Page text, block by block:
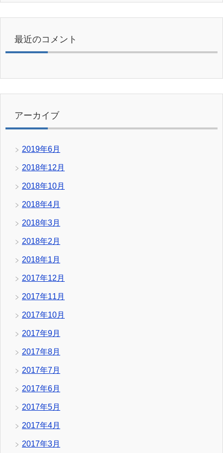
最近のコメント
アーカイブ
2019年6月
2018年12月
2018年10月
2018年4月
2018年3月
2018年2月
2018年1月
2017年12月
2017年11月
2017年10月
2017年9月
2017年8月
2017年7月
2017年6月
2017年5月
2017年4月
2017年3月